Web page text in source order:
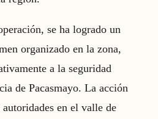
se ha logrado un
organizado en la zona,
a la seguridad
de Pacasmayo. La acción
en el valle de